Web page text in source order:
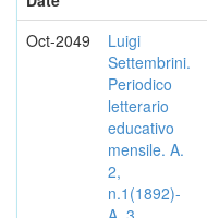
Oct-2049
Luigi
Settembrini.
Periodico
letterario
educativo
mensile. A.
2,
n.1(1892)-